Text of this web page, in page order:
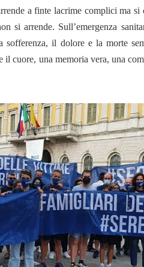
a finte lacrime complici ma si
si arrende. Sull’emergenza
sofferenza, il dolore e la morte
il cuore, una memoria vera, una